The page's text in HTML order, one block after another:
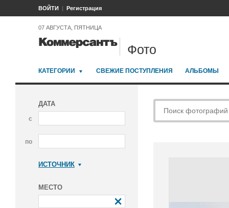
ВОЙТИ Регистрация
07 АВГУСТА, ПЯТНИЦА
Фото
КАТЕГОРИИ СВЕЖИЕ ПОСТУПЛЕНИЯ АЛЬБОМЫ
ДАТА
с
по
ИСТОЧНИК
МЕСТО